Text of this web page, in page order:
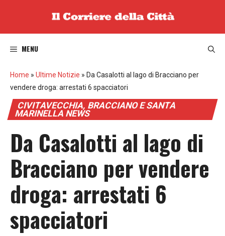
MENU
Home » Ultime Notizie » Da Casalotti al lago di Bracciano per
vendere droga: arrestati 6 spacciatori
CIVITAVECCHIA, BRACCIANO E SANTA
MARINELLA NEWS
Da Casalotti al lago di
Bracciano per vendere
droga: arrestati 6
spacciatori